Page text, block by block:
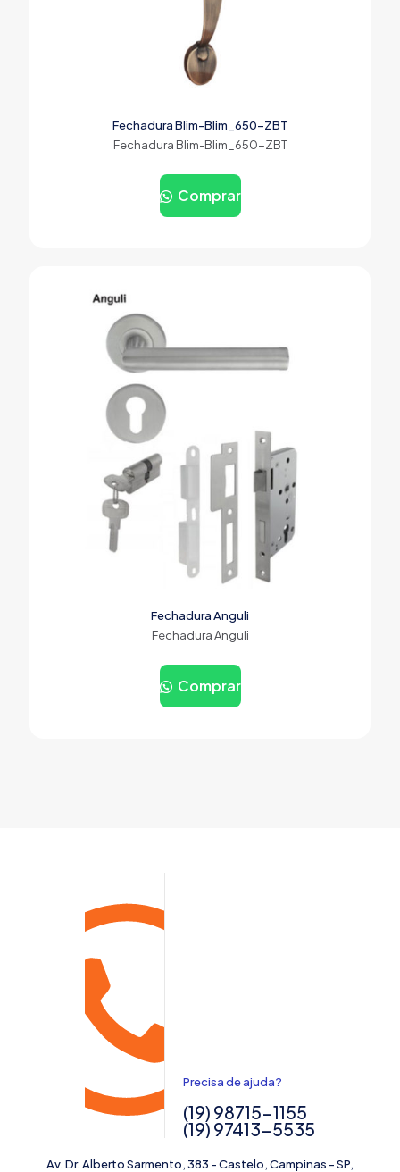
Fechadura Blim-Blim_650-ZBT
Fechadura Blim-Blim_650-ZBT
Comprar
Fechadura Anguli
Fechadura Anguli
Comprar
Precisa de ajuda?
(19) 98715-1155
(19) 97413-5535
Av. Dr. Alberto Sarmento, 383 - Castelo, Campinas - SP,